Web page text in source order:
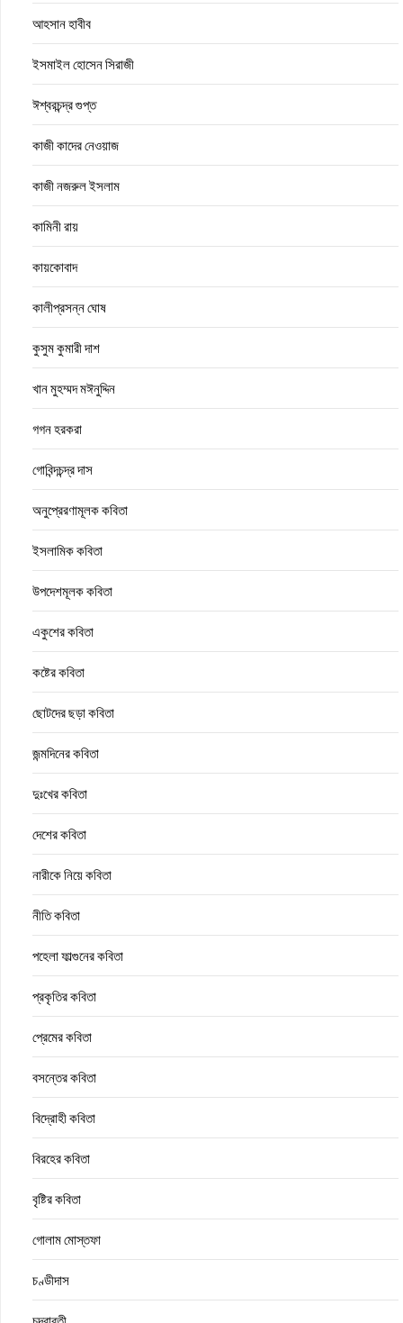
আহসান হাবীব
ইসমাইল হোসেন সিরাজী
ঈশ্বরচন্দ্র গুপ্ত
কাজী কাদের নেওয়াজ
কাজী নজরুল ইসলাম
কামিনী রায়
কায়কোবাদ
কালীপ্রসন্ন ঘোষ
কুসুম কুমারী দাশ
খান মুহম্মদ মঈনুদ্দিন
গগন হরকরা
গোবিন্দচন্দ্র দাস
অনুপ্রেরণামূলক কবিতা
ইসলামিক কবিতা
উপদেশমূলক কবিতা
একুশের কবিতা
কষ্টের কবিতা
ছোটদের ছড়া কবিতা
জন্মদিনের কবিতা
দুঃখের কবিতা
দেশের কবিতা
নারীকে নিয়ে কবিতা
নীতি কবিতা
পহেলা ফাল্গুনের কবিতা
প্রকৃতির কবিতা
প্রেমের কবিতা
বসন্তের কবিতা
বিদ্রোহী কবিতা
বিরহের কবিতা
বৃষ্টির কবিতা
গোলাম মোস্তফা
চণ্ডীদাস